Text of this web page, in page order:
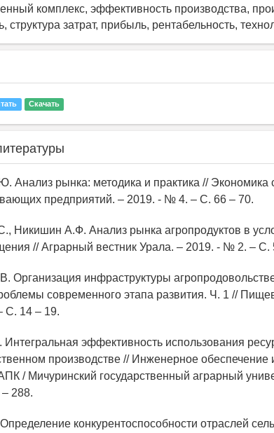
комплекс, эффективность производства,
структура затрат, прибыль, рентабельность,
Скачать
Анализ рынка: методика и практика // Экономика
предприятий. – 2019. - № 4. – С. 66 – 70.
Никишин А.Ф. Анализ рынка агропродуктов в
// Аграрный вестник Урала. – 2019. - № 2. – С.
Организация инфраструктуры
современного этапа развития. Ч. 1 //
С. 14 – 19.
эффективность использования
производстве // Инженерное
/ Мичуринский государственный аграрный
288.
конкурентоспособности отраслей